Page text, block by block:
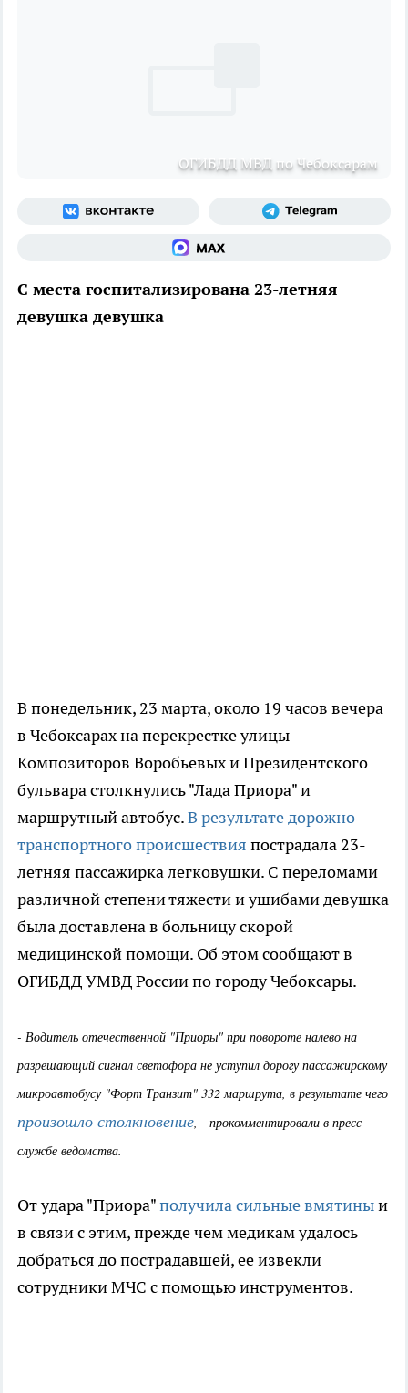
ОГИБДД МВД по Чебоксарам
С места госпитализирована 23-летняя
девушка девушка
В понедельник, 23 марта, около 19 часов вечера
в Чебоксарах на перекрестке улицы
Композиторов Воробьевых и Президентского
бульвара столкнулись "Лада Приора" и
маршрутный автобус.В результате дорожно-
транспортного происшествия пострадала 23-
летняя пассажирка легковушки. С переломами
различной степени тяжести и ушибами девушка
была доставлена в больницу скорой
медицинской помощи. Об этом сообщают в
ОГИБДД УМВД России по городу Чебоксары.
- Водитель отечественной "Приоры" при повороте налево на
разрешающий сигнал светофора не уступил дорогу пассажирскому
микроавтобусу "Форт Транзит" 332 маршрута, в результате чего
произошло столкновение, - прокомментировали в пресс-
службе ведомства.
От удара "Приора"получила сильные вмятиныи
в связи с этим, прежде чем медикам удалось
добраться до пострадавшей, ее извекли
сотрудники МЧС с помощью инструментов.